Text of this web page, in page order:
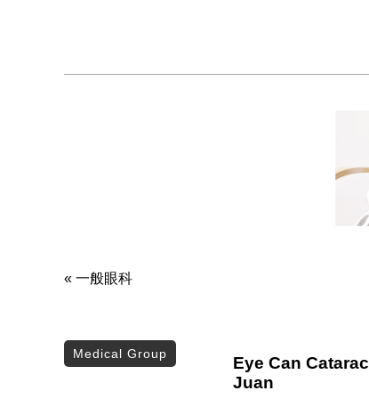
« 一般眼科
Medical Group
Eye Can
Juan